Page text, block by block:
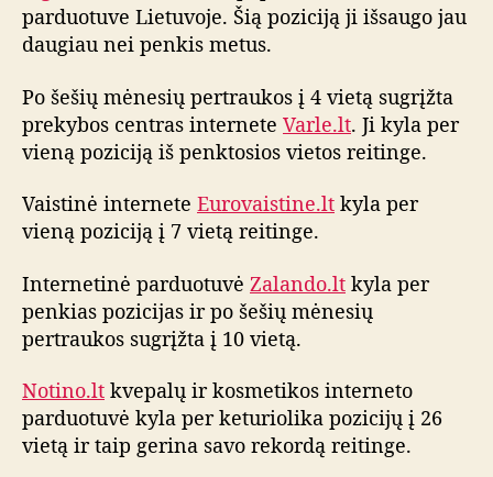
o
n
e
s
i
i
n
e
r
p
a
parduotuve Lietuvoje. Šią poziciją ji išsaugo jau
daugiau nei penkis metus.
Po šešių mėnesių pertraukos į 4 vietą sugrįžta
prekybos centras internete Varle.lt. Ji kyla per
vieną poziciją iš penktosios vietos reitinge.
Vaistinė internete Eurovaistine.lt kyla per
vieną poziciją į 7 vietą reitinge.
Internetinė parduotuvė Zalando.lt kyla per
penkias pozicijas ir po šešių mėnesių
pertraukos sugrįžta į 10 vietą.
Notino.lt kvepalų ir kosmetikos interneto
parduotuvė kyla per keturiolika pozicijų į 26
vietą ir taip gerina savo rekordą reitinge.